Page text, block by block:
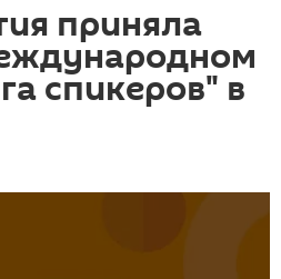
приняла
спикеров" в